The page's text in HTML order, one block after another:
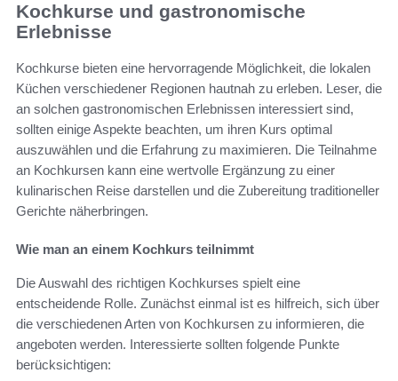
Kochkurse und gastronomische
Erlebnisse
Kochkurse bieten eine hervorragende Möglichkeit, die lokalen
Küchen verschiedener Regionen hautnah zu erleben. Leser, die
an solchen gastronomischen Erlebnissen interessiert sind,
sollten einige Aspekte beachten, um ihren Kurs optimal
auszuwählen und die Erfahrung zu maximieren. Die Teilnahme
an Kochkursen kann eine wertvolle Ergänzung zu einer
kulinarischen Reise darstellen und die Zubereitung traditioneller
Gerichte näherbringen.
Wie man an einem Kochkurs teilnimmt
Die Auswahl des richtigen Kochkurses spielt eine
entscheidende Rolle. Zunächst einmal ist es hilfreich, sich über
die verschiedenen Arten von Kochkursen zu informieren, die
angeboten werden. Interessierte sollten folgende Punkte
berücksichtigen: